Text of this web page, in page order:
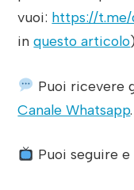
vuoi: https://t.me/
inquesto articolo
Puoi ricevere
Canale Whatsapp.
Puoi seguire